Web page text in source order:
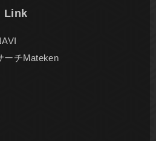
Link
ーチMateken